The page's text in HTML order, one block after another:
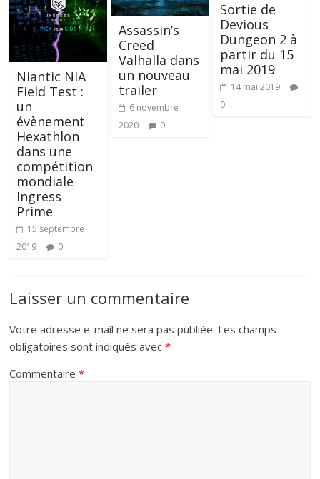
Niantic NIA
Field Test :
un
évènement
Hexathlon
dans une
compétition
mondiale
Ingress
Prime
15 septembre
2019
0
Assassin’s
Creed
Valhalla dans
un nouveau
trailer
6 novembre
2020
0
Sortie de
Devious
Dungeon 2 à
partir du 15
mai 2019
14 mai 2019
0
Laisser un commentaire
Votre adresse e-mail ne sera pas publiée. Les champs
obligatoires sont indiqués avec*
Commentaire*